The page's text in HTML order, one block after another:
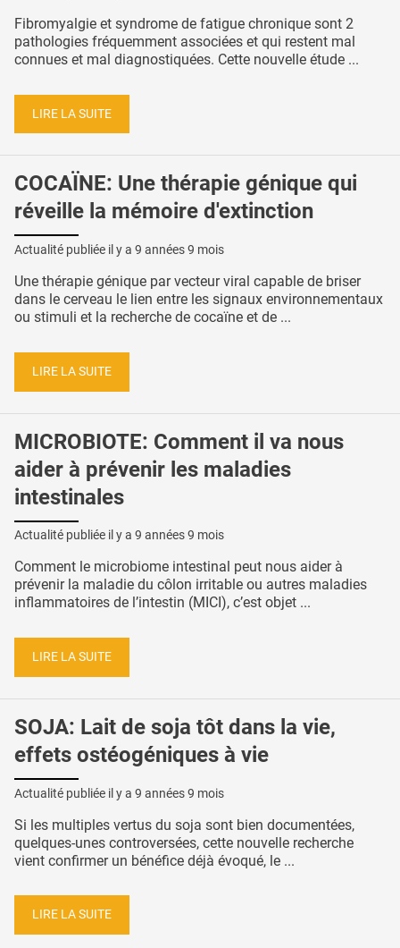
Fibromyalgie et syndrome de fatigue chronique sont 2
pathologies fréquemment associées et qui restent mal
connues et mal diagnostiquées. Cette nouvelle étude ...
LIRE LA SUITE
COCAÏNE: Une thérapie génique qui
réveille la mémoire d'extinction
Actualité publiée il y a 9 années 9 mois
Une thérapie génique par vecteur viral capable de briser
dans le cerveau le lien entre les signaux environnementaux
ou stimuli et la recherche de cocaïne et de ...
LIRE LA SUITE
MICROBIOTE: Comment il va nous
aider à prévenir les maladies
intestinales
Actualité publiée il y a 9 années 9 mois
Comment le microbiome intestinal peut nous aider à
prévenir la maladie du côlon irritable ou autres maladies
inflammatoires de l’intestin (MICI), c’est objet ...
LIRE LA SUITE
SOJA: Lait de soja tôt dans la vie,
effets ostéogéniques à vie
Actualité publiée il y a 9 années 9 mois
Si les multiples vertus du soja sont bien documentées,
quelques-unes controversées, cette nouvelle recherche
vient confirmer un bénéfice déjà évoqué, le ...
LIRE LA SUITE